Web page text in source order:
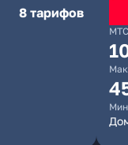
8 тарифов
МТС